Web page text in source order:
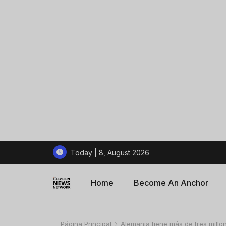
Today | 8, August 2026
Home Become An Anchor
Página Principal Alemania tiene más de tres